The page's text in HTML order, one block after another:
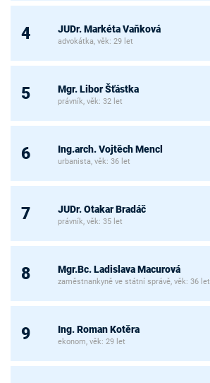
4 JUDr. Markéta Vaňková
advokátka, věk: 29 let
5 Mgr. Libor Šťástka
právník, věk: 32 let
6 Ing.arch. Vojtěch Mencl
urbanista, věk: 36 let
7 JUDr. Otakar Bradáč
právník, věk: 35 let
8 Mgr.Bc. Ladislava Macurová
zaměstnankyně ve státní správě, věk: 36 let
9 Ing. Roman Kotěra
ekonom, věk: 29 let